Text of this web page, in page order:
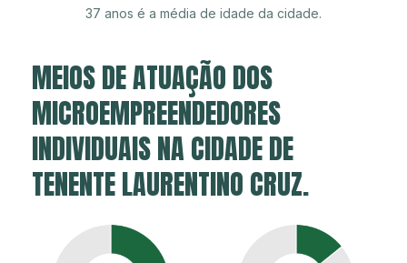
37 anos é a média de idade da cidade.
MEIOS DE ATUAÇÃO DOS
MICROEMPREENDEDORES
INDIVIDUAIS NA CIDADE DE
TENENTE LAURENTINO CRUZ.